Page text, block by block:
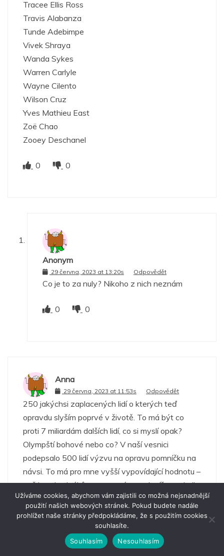
Tracee Ellis Ross
Travis Alabanza
Tunde Adebimpe
Vivek Shraya
Wanda Sykes
Warren Carlyle
Wayne Cilento
Wilson Cruz
Yves Mathieu East
Zoë Chao
Zooey Deschanel
0 0
Anonym
29 června, 2023 at 13:20s Odpovědět
Co je to za nuly? Nikoho z nich neznám
0 0
Anna
29 června, 2023 at 11:53s Odpovědět
250 jakýchsi zaplacených lidí o kterých teď
opravdu slyším poprvé v životě. To má být co
proti 7 miliardám dalších lidí, co si myslí opak?
Olympští bohové nebo co? V naší vesnici
podepsalo 500 lidí výzvu na opravu pomníčku na
návsi. To má pro mne vyšší vypovídající hodnotu –
než banda cizáků, co za peníze podepíšou cokoliv.
0 0
Užíváme cookies, abychom vám zajistili co možná nejsnadnější
použití našich webových stránek. Pokud budete nadále
prohlížet naše stránky předpokládáme, že s použitím cookies
souhlasíte.
Souhlasím
Nesouhlasím